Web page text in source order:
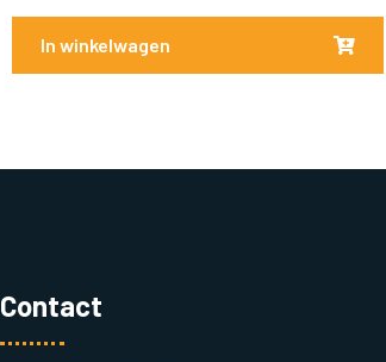
In winkelwagen
Contact